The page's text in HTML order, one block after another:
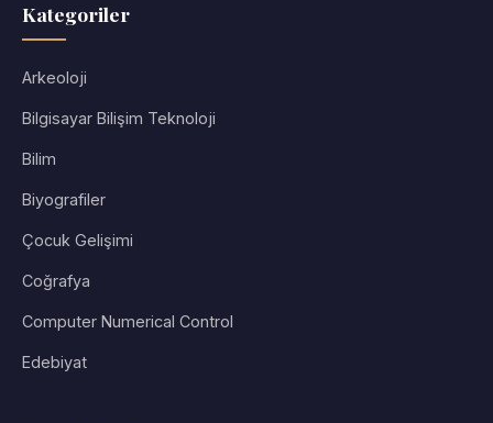
Kategoriler
Arkeoloji
Bilgisayar Bilişim Teknoloji
Bilim
Biyografiler
Çocuk Gelişimi
Coğrafya
Computer Numerical Control
Edebiyat